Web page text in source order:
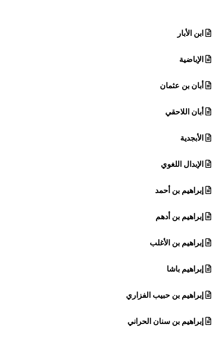
ابن الأبار
الإباضية
أبان بن عثمان
أبان اللاحقي
الأبجدية
الإبدال اللغوي
إبراهيم بن أحمد
إبراهيم بن أدهم
إبراهيم بن الأغلب
إبراهيم باشا
إبراهيم بن حبيب الفزاري
إبراهيم بن سنان الحراني